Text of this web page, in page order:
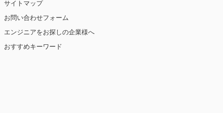
講じます。
サイトマップ
お問い合わせフォーム
エンジニアをお探しの企業様へ
おすすめキーワード